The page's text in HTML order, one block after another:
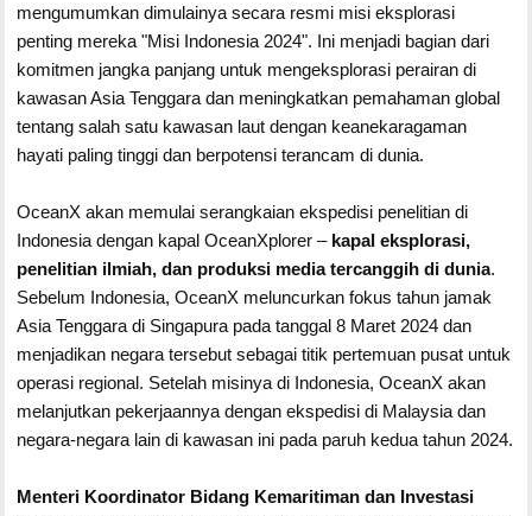
mengumumkan dimulainya secara resmi misi eksplorasi
penting mereka "Misi Indonesia 2024". Ini menjadi bagian dari
komitmen jangka panjang untuk mengeksplorasi perairan di
kawasan Asia Tenggara dan meningkatkan pemahaman global
tentang salah satu kawasan laut dengan keanekaragaman
hayati paling tinggi dan berpotensi terancam di dunia.
OceanX akan memulai serangkaian ekspedisi penelitian di
Indonesia dengan kapal OceanXplorer – kapal eksplorasi,
penelitian ilmiah, dan produksi media tercanggih di dunia.
Sebelum Indonesia, OceanX meluncurkan fokus tahun jamak
Asia Tenggara di Singapura pada tanggal 8 Maret 2024 dan
menjadikan negara tersebut sebagai titik pertemuan pusat untuk
operasi regional. Setelah misinya di Indonesia, OceanX akan
melanjutkan pekerjaannya dengan ekspedisi di Malaysia dan
negara-negara lain di kawasan ini pada paruh kedua tahun 2024.
Menteri Koordinator Bidang Kemaritiman dan Investasi